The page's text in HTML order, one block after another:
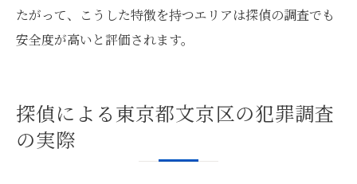
たがって、こうした特徴を持つエリアは探偵の調査でも
安全度が高いと評価されます。
探偵による東京都文京区の犯罪調査
の実際